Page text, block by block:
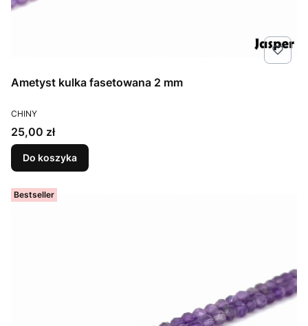
Ametyst kulka fasetowana 2 mm
PRODUCENT
CHINY
Cena
25,00 zł
Do koszyka
Bestseller